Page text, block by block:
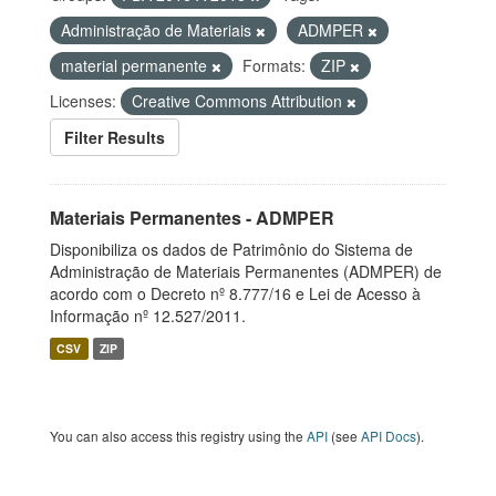
Administração de Materiais
ADMPER
material permanente
Formats:
ZIP
Licenses:
Creative Commons Attribution
Filter Results
Materiais Permanentes - ADMPER
Disponibiliza os dados de Patrimônio do Sistema de
Administração de Materiais Permanentes (ADMPER) de
acordo com o Decreto nº 8.777/16 e Lei de Acesso à
Informação nº 12.527/2011.
CSV ZIP
You can also access this registry using the API (see API Docs).